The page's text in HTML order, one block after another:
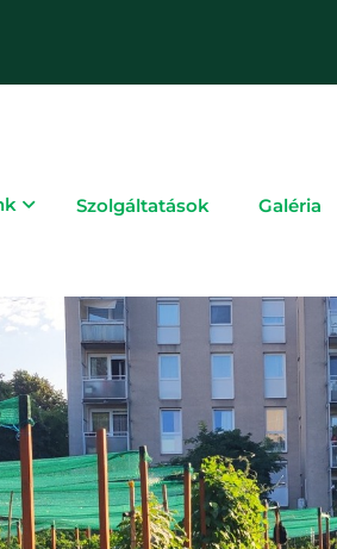
Szolgáltatások Galéria